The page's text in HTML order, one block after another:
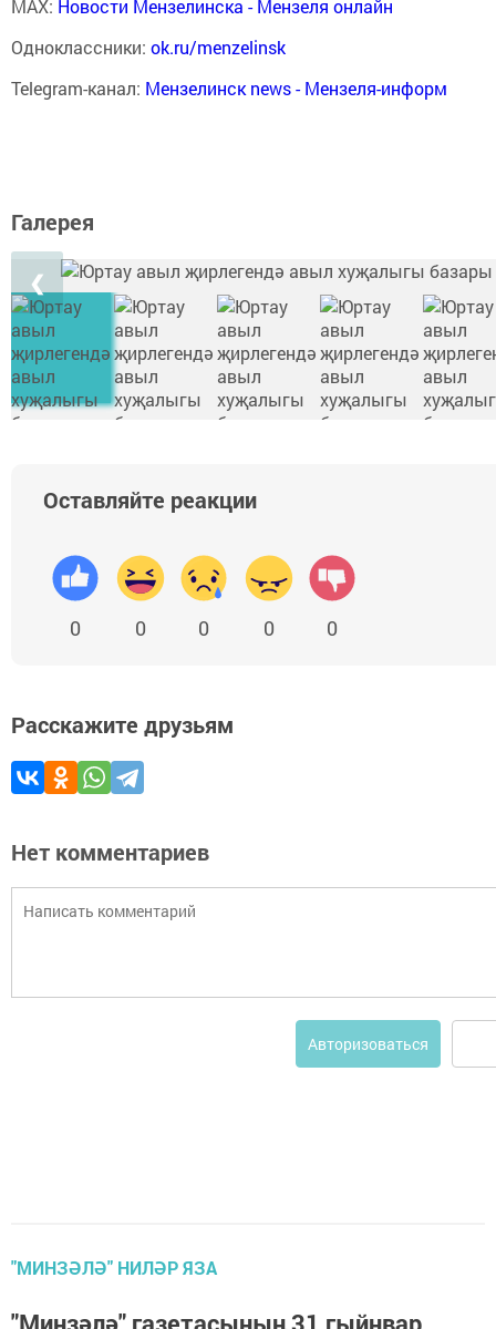
MAX: Новости Мензелинска - Мензеля онлайн
Одноклассники: ok.ru/menzelinsk
Telegram-канал: Мензелинск news - Мензеля-информ
Галерея
❮
Оставляйте реакции
0 0 0 0 0
Расскажите друзьям
Нет комментариев
Авторизоваться
"МИНЗӘЛӘ" НИЛӘР ЯЗА